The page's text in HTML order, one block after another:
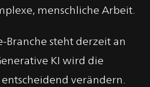
menschliche Arbeit.
Branche steht derzeit an
KI wird die
verändern.